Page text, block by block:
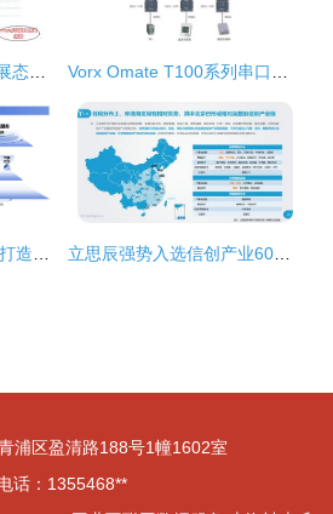
浦区盈清路188号1幢1602室
话：1355468**